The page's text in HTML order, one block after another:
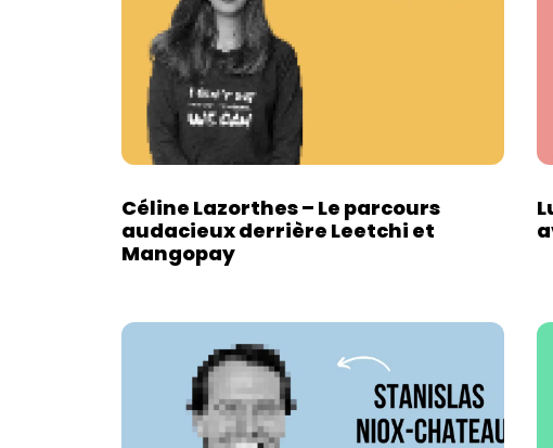
Céline Lazorthes – Le parcours
audacieux derrière Leetchi et
Mangopay